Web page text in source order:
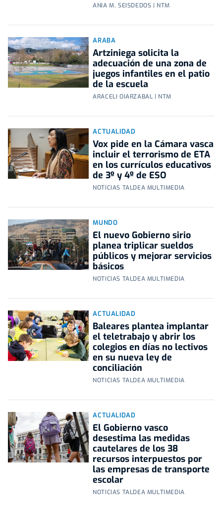
ANIA M. SEISDEDOS | NTM
ARABA
Artziniega solicita la
adecuación de una zona de
juegos infantiles en el patio
de la escuela
ARACELI OIARZABAL | NTM
ACTUALIDAD
Vox pide en la Cámara vasca
incluir el terrorismo de ETA
en los currículos educativos
de 3º y 4º de ESO
NOTICIAS TALDEA MULTIMEDIA
MUNDO
El nuevo Gobierno sirio
planea triplicar sueldos
públicos y mejorar servicios
básicos
NOTICIAS TALDEA MULTIMEDIA
ACTUALIDAD
Baleares plantea implantar
el teletrabajo y abrir los
colegios en días no lectivos
en su nueva ley de
conciliación
NOTICIAS TALDEA MULTIMEDIA
ACTUALIDAD
El Gobierno vasco
desestima las medidas
cautelares de los 38
recursos interpuestos por
las empresas de transporte
escolar
NOTICIAS TALDEA MULTIMEDIA